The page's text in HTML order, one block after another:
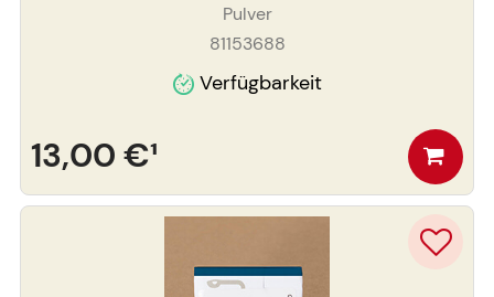
Pulver
81153688
Verfügbarkeit
13,00 €¹